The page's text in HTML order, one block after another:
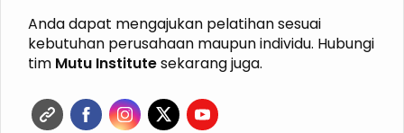
ISO
HALAL
GRK
ISPO
Anda dapat mengajukan pelatihan sesuai
kebutuhan perusahaan maupun individu. Hubungi
tim Mutu Institutesekarang juga.